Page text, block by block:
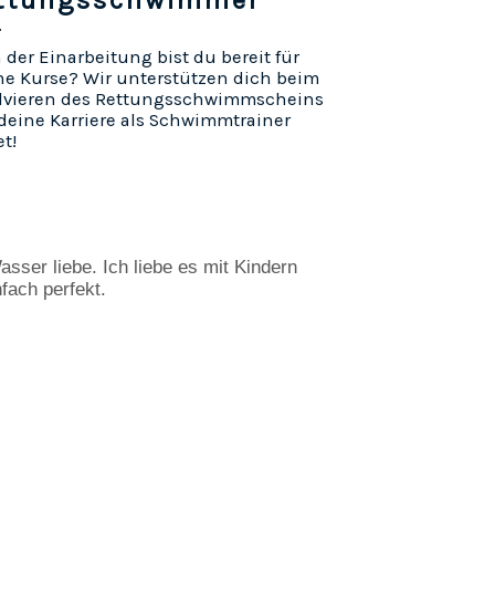
der Einarbeitung bist du bereit für
Kurse? Wir unterstützen dich beim
des Rettungsschwimmscheins
Karriere als Schwimmtrainer
liebe. Ich liebe es mit Kindern
perfekt.